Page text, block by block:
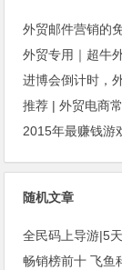
外贸专用｜超牛
推荐 | 外贸电商
随机文章
全民码上导游|5
畅销榜前十 飞鱼